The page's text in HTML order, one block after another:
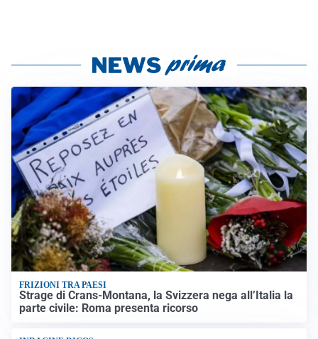
FRIZIONI TRA PAESI
Strage di Crans-Montana, la Svizzera nega all’Italia la
parte civile: Roma presenta ricorso